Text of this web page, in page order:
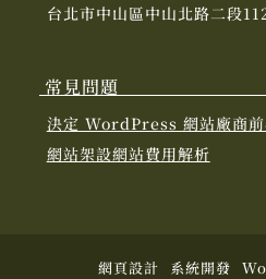
台北市中山區中山北路二段
常見問題
決定 WordPress 網站廠商前
網站架設網站費用解析
網頁設計 系統開發